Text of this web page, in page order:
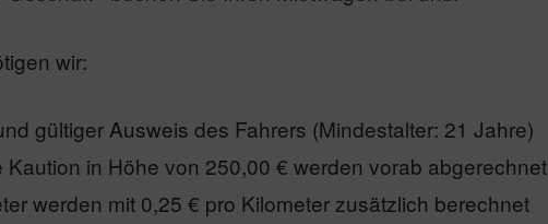
wir:
gültiger Ausweis des Fahrers (Mindestalter: 21 Jahre)
Kaution in Höhe von 250,00 € werden vorab abgerechnet
werden mit 0,25 € pro Kilometer zusätzlich berechnet